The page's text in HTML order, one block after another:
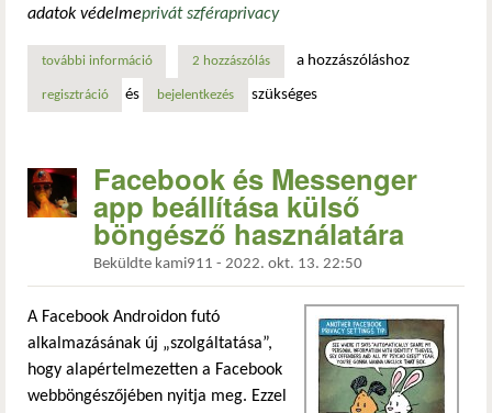
adatok védelmeprivát szféraprivacy
további információfacebook és messenger app beállítása külső böngésző
2 hozzászólás a hozzászóláshoz
regisztráció és bejelentkezés szükséges
Facebook és Messenger
app beállítása külső
böngésző használatára
Beküldte kami911 - 2022. okt. 13. 22:50
A Facebook Androidon futó
alkalmazásának új „szolgáltatása”,
hogy alapértelmezetten a Facebook
webböngészőjében nyitja meg. Ezzel